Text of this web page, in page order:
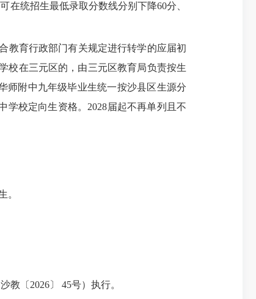
统招生最低录取分数线分别下降60分、
育行政部门有关规定进行转学的应届初
校在三元区的，由三元区教育局负责按生
师附中九年级毕业生统一按沙县区生源分
学校定向生资格。2028届起不再单列且不
。
〔2026〕 45号）执行。